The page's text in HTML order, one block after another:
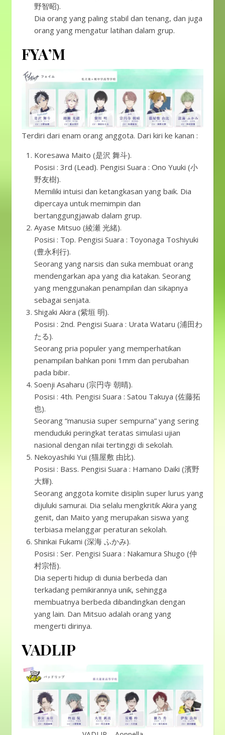
野智昭).
Dia orang yang paling stabil dan tenang, dan juga
orang yang mengatur latihan dalam grup.
FYA’M
Terdiri dari enam orang anggota. Dari kiri ke kanan :
Koresawa Maito (是沢 舞斗).
Posisi : 3rd (Lead). Pengisi Suara : Ono Yuuki (小
野友樹).
Memiliki intuisi dan ketangkasan yang baik. Dia
dipercaya untuk memimpin dan
bertanggungjawab dalam grup.
Ayase Mitsuo (綾瀬 光緒).
Posisi : Top. Pengisi Suara : Toyonaga Toshiyuki
(豊永利行).
Seorang yang narsis dan suka membuat orang
mendengarkan apa yang dia katakan. Seorang
yang menggunakan penampilan dan sikapnya
sebagai senjata.
Shigaki Akira (紫垣 明).
Posisi : 2nd. Pengisi Suara : Urata Wataru (浦田わ
たる).
Seorang pria populer yang memperhatikan
penampilan bahkan poni 1mm dan perubahan
pada bibir.
Soenji Asaharu (宗円寺 朝晴).
Posisi : 4th. Pengisi Suara : Satou Takuya (佐藤拓
也).
Seorang “manusia super sempurna” yang sering
menduduki peringkat teratas simulasi ujian
nasional dengan nilai tertinggi di sekolah.
Nekoyashiki Yui (猫屋敷 由比).
Posisi : Bass. Pengisi Suara : Hamano Daiki (濱野
大輝).
Seorang anggota komite disiplin super lurus yang
dijuluki samurai. Dia selalu mengkritik Akira yang
genit, dan Maito yang merupakan siswa yang
terbiasa melanggar peraturan sekolah.
Shinkai Fukami (深海 ふかみ).
Posisi : Ser. Pengisi Suara : Nakamura Shugo (仲
村宗悟).
Dia seperti hidup di dunia berbeda dan
terkadang pemikirannya unik, sehingga
membuatnya berbeda dibandingkan dengan
yang lain. Dan Mitsuo adalah orang yang
mengerti dirinya.
VADLIP